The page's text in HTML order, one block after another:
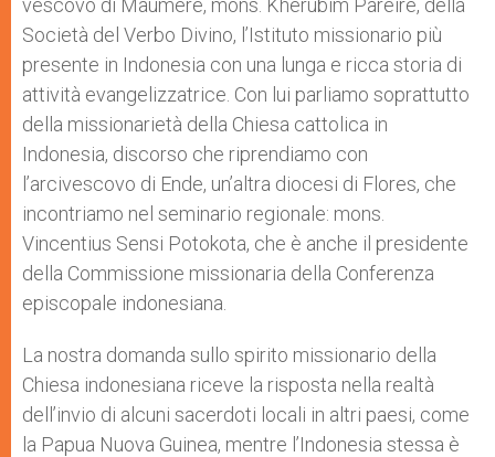
vescovo di Maumere, mons. Kherubim Pareire, della
Società del Verbo Divino, l’Istituto missionario più
presente in Indonesia con una lunga e ricca storia di
attività evangelizzatrice. Con lui parliamo soprattutto
della missionarietà della Chiesa cattolica in
Indonesia, discorso che riprendiamo con
l’arcivescovo di Ende, un’altra diocesi di Flores, che
incontriamo nel seminario regionale: mons.
Vincentius Sensi Potokota, che è anche il presidente
della Commissione missionaria della Conferenza
episcopale indonesiana.
La nostra domanda sullo spirito missionario della
Chiesa indonesiana riceve la risposta nella realtà
dell’invio di alcuni sacerdoti locali in altri paesi, come
la Papua Nuova Guinea, mentre l’Indonesia stessa è